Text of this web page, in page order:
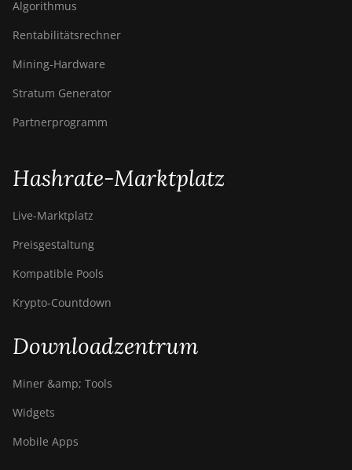
Algorithmus
Rentabilitätsrechner
Mining-Hardware
Stratum Generator
Partnerprogramm
Hashrate-Marktplatz
Live-Marktplatz
Preisgestaltung
Kompatible Pools
Krypto-Countdown
Downloadzentrum
Miner &amp; Tools
Widgets
Mobile Apps